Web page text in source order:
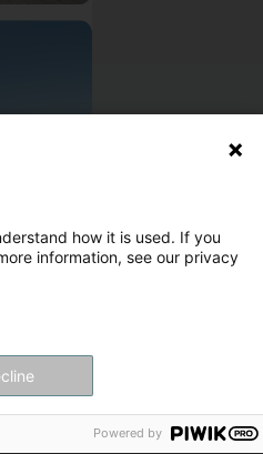
Mondorf Leclerc
accessibles en
la même que pour
spécifiant le code postal
ont pour dimensions: 750 x 440
24/24, vous recevez un
how it is used. If you
information, see our privacy
Powered by